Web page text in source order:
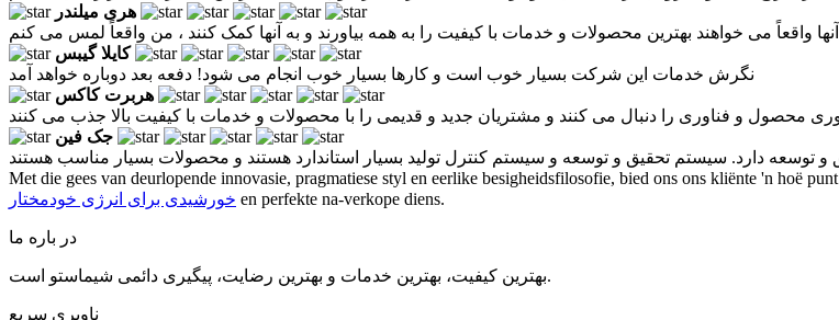
هری میلندر
کایلا گیبس
نگرش خدمات این شرکت بسیار خوب است و کارها بسیار خوب انجام می شود! دفعه بعد دوباره خواهد آمد
هربرت کاکس
جک فین
Met die gees van deurlopende innovasie, pragmatiese styl en eerlike besigheidsfilosofie, bied ons ons kliënte 'n hoë punt
خورشیدی برای انرژی خودمختار en perfekte na-verkope diens.
در باره ما
بهترین کیفیت، بهترین خدمات و بهترین رضایت، پیگیری دائمی شیماستو است.
ناوبری سریع